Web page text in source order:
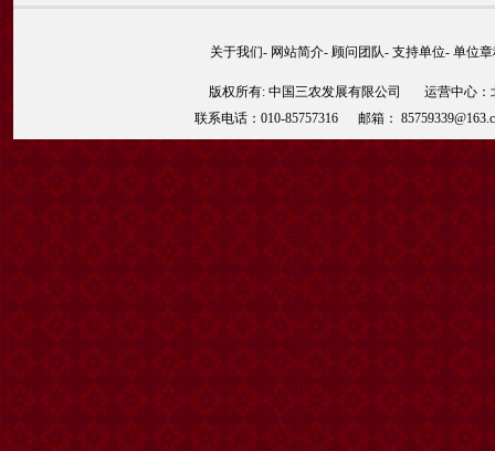
关于我们- 网站简介- 顾问团队- 支持单位- 单位
版权所有: 中国三农发展有限公司 运营中心
联系电话：010-85757316 邮箱：